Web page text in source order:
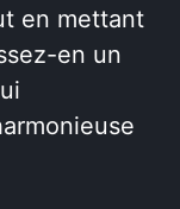
en mettant
en un